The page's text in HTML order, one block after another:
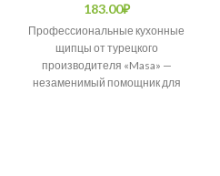
183.00₽
Профессиональные кухонные
щипцы от турецкого
производителя «Masa» —
незаменимый помощник для